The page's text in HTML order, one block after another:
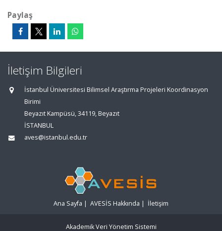
Paylaş
İletişim Bilgileri
İstanbul Üniversitesi Bilimsel Araştırma Projeleri Koordinasyon
Birimi
Beyazıt Kampüsü, 34119, Beyazıt
İSTANBUL
aves@istanbul.edu.tr
Ana Sayfa | AVESİS Hakkında | İletişim
Akademik Veri Yönetim Sistemi